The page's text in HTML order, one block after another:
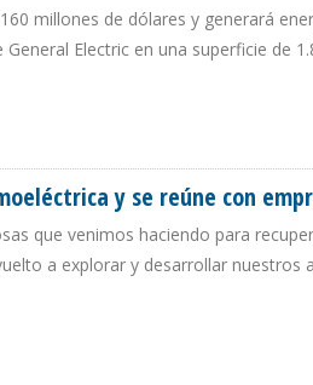
millones de dólares y generará
Electric en una superficie de
y se reúne con
que venimos haciendo para
a explorar y desarrollar nuestros